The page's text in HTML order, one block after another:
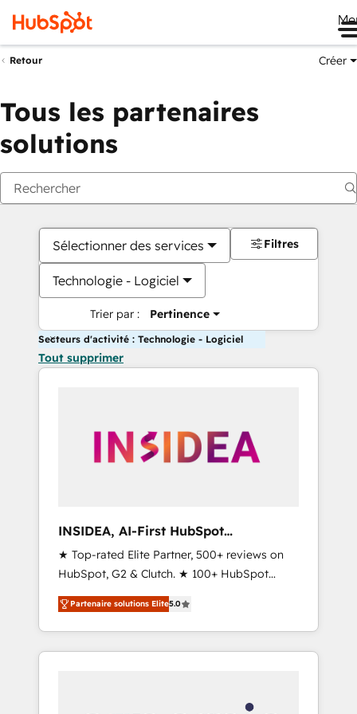
Retour Créer
Tous les partenaires
solutions
Sélectionner des services
Technologie - Logiciel
Trier par : Pertinence
Filtres
Secteurs d'activité : Technologie - Logiciel
Tout supprimer
INSIDEA, AI-First HubSpot
Onboarding & RevOps
★ Top-rated Elite Partner, 500+ reviews on
HubSpot, G2 & Clutch. ★ 100+ HubSpot
Certified Experts & Trainers across the team
★ 1,500+ implementations across five
continents ★ AI-First, RevOps-led,
Onboarding obsessed ★ Company of the
engine. We onboard your team, migrate your
Partenaire solutions Elite5.0